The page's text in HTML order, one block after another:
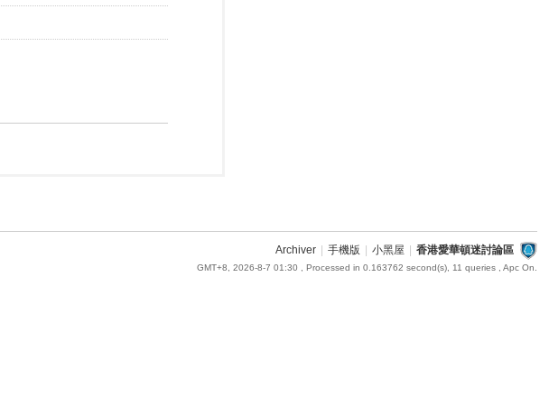
Archiver 手機版 小黑屋 香港愛華頓迷討論區
GMT+8, 2026-8-7 01:30 , Processed in 0.163762 second(s), 11 queries , Apc On.